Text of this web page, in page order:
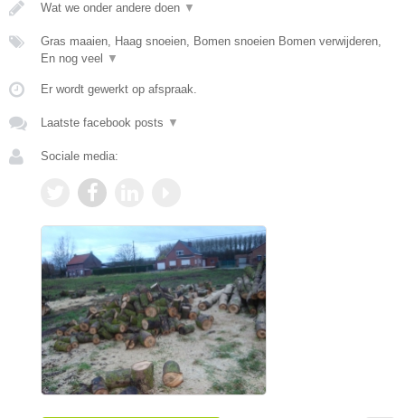
Wat we onder andere doen ▼
Gras maaien, Haag snoeien, Bomen snoeien Bomen verwijderen,
En nog veel
▼
Er wordt gewerkt op afspraak.
Laatste facebook posts ▼
Sociale media: